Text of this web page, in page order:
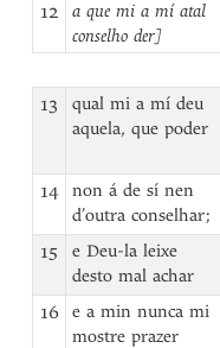
12
a que mi a mí atal
conselho der]
13
qual mi a mí deu
aquela, que poder
14
non á de sí nen
d’outra conselhar;
15
e Deu-la leixe
desto mal achar
16
e a min nunca mi
mostre prazer